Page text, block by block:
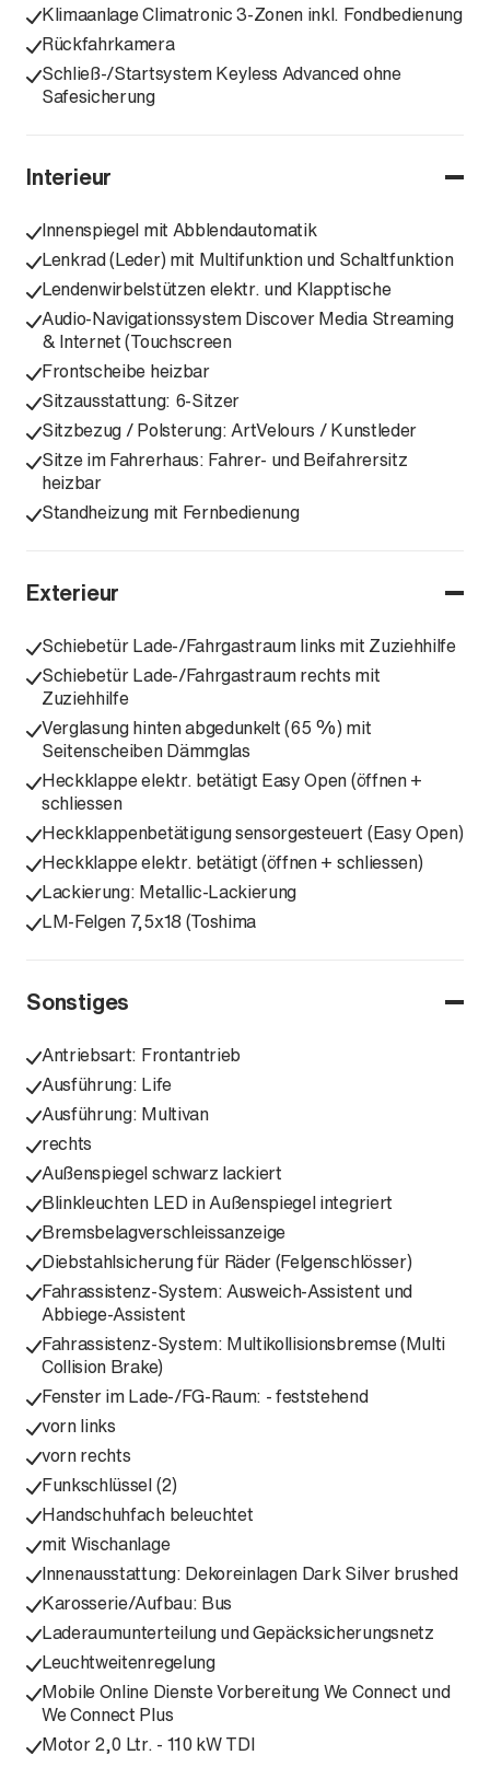
Klimaanlage Climatronic 3-Zonen inkl. Fondbedienung
Rückfahrkamera
Schließ-/Startsystem Keyless Advanced ohne
Safesicherung
Interieur
Innenspiegel mit Abblendautomatik
Lenkrad (Leder) mit Multifunktion und Schaltfunktion
Lendenwirbelstützen elektr. und Klapptische
Audio-Navigationssystem Discover Media Streaming
& Internet (Touchscreen
Frontscheibe heizbar
Sitzausstattung: 6-Sitzer
Sitzbezug / Polsterung: ArtVelours / Kunstleder
Sitze im Fahrerhaus: Fahrer- und Beifahrersitz
heizbar
Standheizung mit Fernbedienung
Exterieur
Schiebetür Lade-/Fahrgastraum links mit Zuziehhilfe
Schiebetür Lade-/Fahrgastraum rechts mit
Zuziehhilfe
Verglasung hinten abgedunkelt (65 %) mit
Seitenscheiben Dämmglas
Heckklappe elektr. betätigt Easy Open (öffnen +
schliessen
Heckklappenbetätigung sensorgesteuert (Easy Open)
Heckklappe elektr. betätigt (öffnen + schliessen)
Lackierung: Metallic-Lackierung
LM-Felgen 7,5x18 (Toshima
Sonstiges
Antriebsart: Frontantrieb
Ausführung: Life
Ausführung: Multivan
rechts
Außenspiegel schwarz lackiert
Blinkleuchten LED in Außenspiegel integriert
Bremsbelagverschleissanzeige
Diebstahlsicherung für Räder (Felgenschlösser)
Fahrassistenz-System: Ausweich-Assistent und
Abbiege-Assistent
Fahrassistenz-System: Multikollisionsbremse (Multi
Collision Brake)
Fenster im Lade-/FG-Raum: - feststehend
vorn links
vorn rechts
Funkschlüssel (2)
Handschuhfach beleuchtet
mit Wischanlage
Innenausstattung: Dekoreinlagen Dark Silver brushed
Karosserie/Aufbau: Bus
Laderaumunterteilung und Gepäcksicherungsnetz
Leuchtweitenregelung
Mobile Online Dienste Vorbereitung We Connect und
We Connect Plus
Motor 2,0 Ltr. - 110 kW TDI